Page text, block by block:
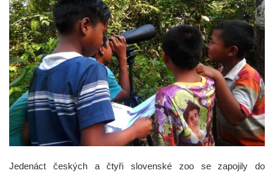
Jedenáct českých a čtyři slovenské zoo se zapojily do